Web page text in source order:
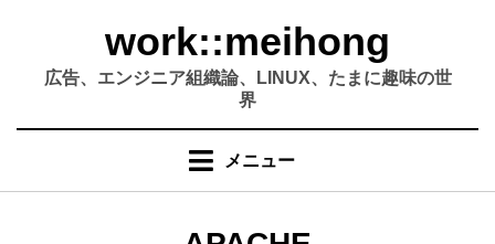
work::meihong
広告、エンジニア組織論、LINUX、たまに趣味の世
界
メニュー